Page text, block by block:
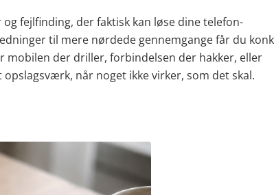
fejlfinding, der faktisk kan løse dine telefon-
til mere nørdede gennemgange får du
mobilen der driller, forbindelsen der hakker, eller
når noget ikke virker, som det skal.